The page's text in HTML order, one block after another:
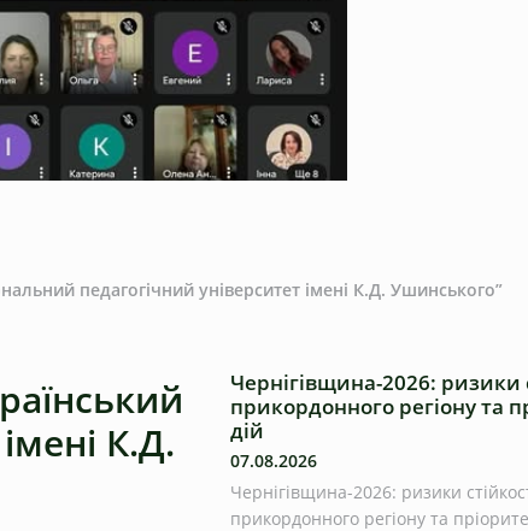
педагогічний університет імені К.Д. Ушинського”
К.Д.
Чернігівщина-2026: ризики
прикордонного регіону та
дій
07.08.2026
Чернігівщина-2026: ризики
прикордонного регіону та